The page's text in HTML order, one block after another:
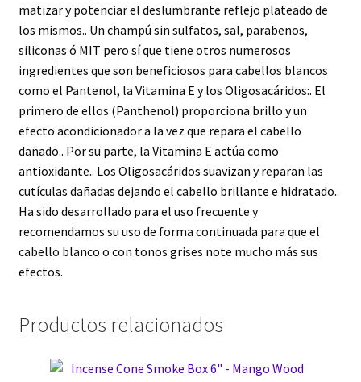
matizar y potenciar el deslumbrante reflejo plateado de
los mismos.. Un champú sin sulfatos, sal, parabenos,
siliconas ó MIT pero sí que tiene otros numerosos
ingredientes que son beneficiosos para cabellos blancos
como el Pantenol, la Vitamina E y los Oligosacáridos:. El
primero de ellos (Panthenol) proporciona brillo y un
efecto acondicionador a la vez que repara el cabello
dañado.. Por su parte, la Vitamina E actúa como
antioxidante.. Los Oligosacáridos suavizan y reparan las
cutículas dañadas dejando el cabello brillante e hidratado..
Ha sido desarrollado para el uso frecuente y
recomendamos su uso de forma continuada para que el
cabello blanco o con tonos grises note mucho más sus
efectos.
Productos relacionados